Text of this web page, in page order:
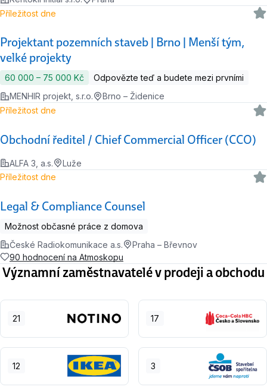
Projektant pozemních staveb | Brno | Menší tým,
velké projekty
Příležitost dne
60 000 ‍–‍ 75 000 Kč
Odpovězte teď a budete mezi prvními
MENHIR projekt, s.r.o.
Brno – Židenice
Obchodní ředitel / Chief Commercial Officer (CCO)
Příležitost dne
ALFA 3, a.s. Luže
Legal & Compliance Counsel
Příležitost dne
Možnost občasné práce z domova
České Radiokomunikace a.s.
Praha – Břevnov
90 hodnocení na Atmoskopu
Významní zaměstnavatelé v prodeji a obchodu
21 17
12 3